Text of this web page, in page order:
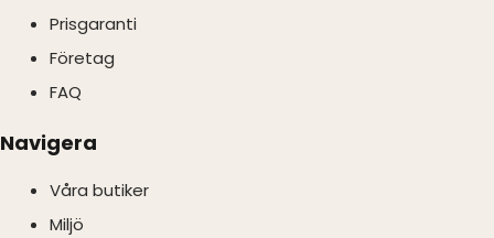
Prisgaranti
Företag
FAQ
Navigera
Våra butiker
Miljö